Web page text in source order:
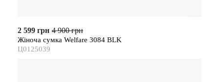
2 599 грн 4 900 грн
Жіноча сумка Welfare 3084 BLK
Ц0125039